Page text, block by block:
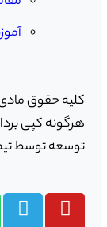
کلیه حقوق
هرگونه کپی
توسعه توسط